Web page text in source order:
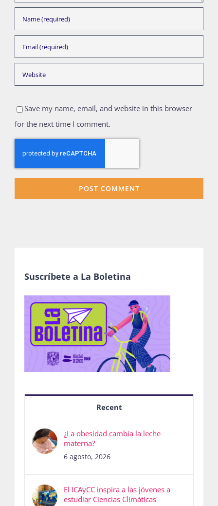
Save my name, email, and website in this browser
for the next time I comment.
Suscríbete a La Boletina
Recent
¿La obesidad cambia la leche
materna?
6 agosto, 2026
El ICAyCC inspira a las jóvenes a
estudiar Ciencias Climáticas